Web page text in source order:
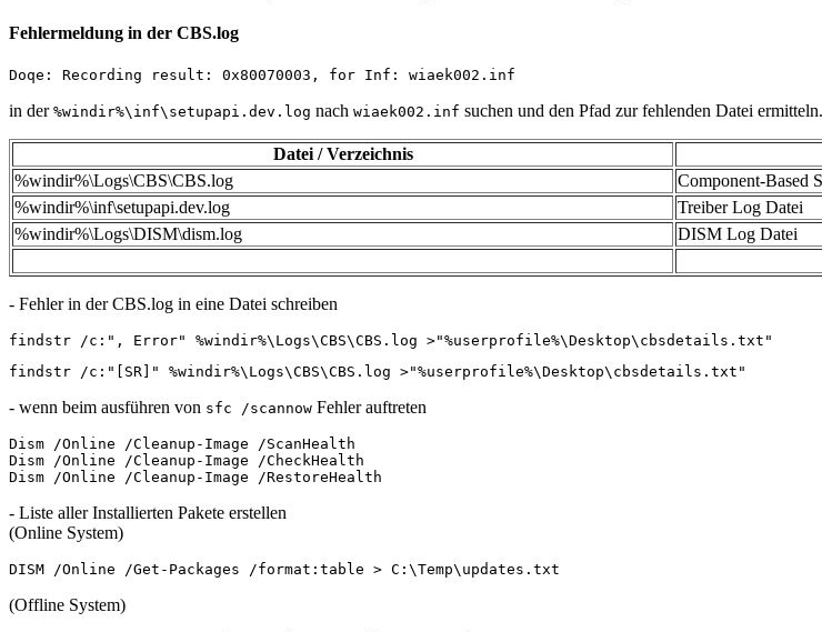
Fehlermeldung in der CBS.log
Doqe: Recording result: 0x80070003, for Inf: wiaek002.inf
in der %windir%\inf\setupapi.dev.log nach wiaek002.inf suchen und den Pfad zur fehlenden Datei
Datei / Verzeichnis
%windir%\Logs\CBS\CBS.log
Component-Based
%windir%\inf\setupapi.dev.log
Treiber Log Datei
%windir%\Logs\DISM\dism.log
DISM Log Datei
- Fehler in der CBS.log in eine Datei schreiben
findstr /c:", Error" %windir%\Logs\CBS\CBS.log >"%userprofile%\Desktop\cbsdetails.txt"
findstr /c:"[SR]" %windir%\Logs\CBS\CBS.log >"%userprofile%\Desktop\cbsdetails.txt"
- wenn beim ausführen von sfc /scannow Fehler auftreten
Dism /Online /Cleanup-Image /ScanHealth
Dism /Online /Cleanup-Image /CheckHealth
Dism /Online /Cleanup-Image /RestoreHealth
- Liste aller Installierten Pakete erstellen
(Online System)
DISM /Online /Get-Packages /format:table > C:\Temp\updates.txt
(Offline System)